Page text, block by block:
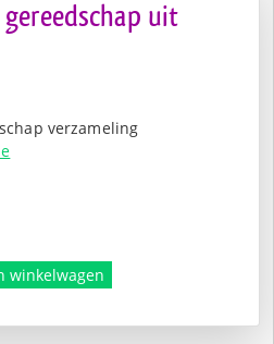
uit
verzameling
winkelwagen